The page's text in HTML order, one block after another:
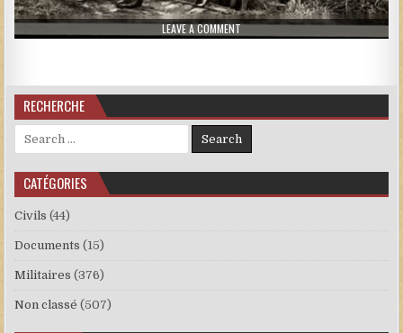
LEAVE A COMMENTON DEUX OFFICIERS DE LA RAF
RECHERCHE
Search for:
CATÉGORIES
Civils (44)
Documents (15)
Militaires (376)
Non classé (507)